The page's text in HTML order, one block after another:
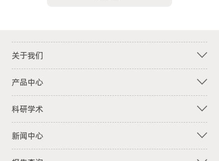
关于我们
产品中心
科研学术
新闻中心